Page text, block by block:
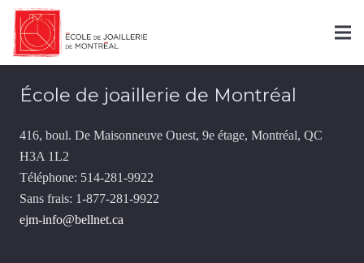
Contact
École de joaillerie de Montréal
416, boul. De Maisonneuve Ouest, 9e étage, Montréal, QC
H3A 1L2
Téléphone: 514-281-9922
Sans frais: 1-877-281-9922
ejm-info@bellnet.ca